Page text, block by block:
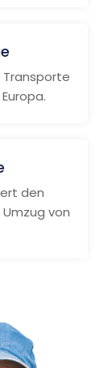
Transporte
den
von